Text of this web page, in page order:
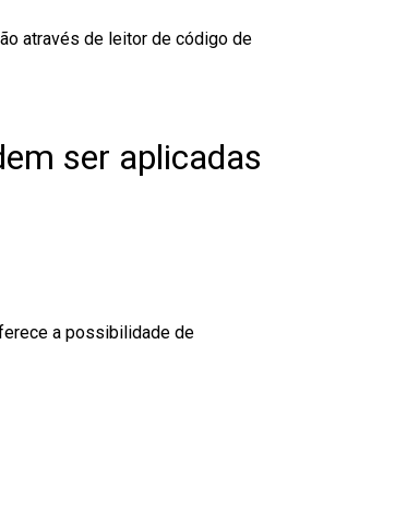
através de leitor de código de
ser aplicadas
a possibilidade de